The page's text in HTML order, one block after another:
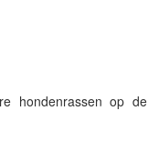
hondenrassen op de